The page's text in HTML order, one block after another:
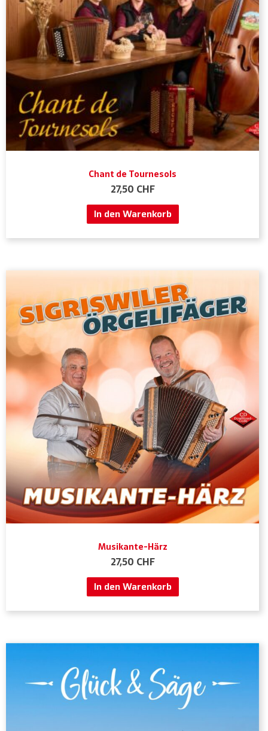
Chant de Tournesols
27,50 CHF
In den Warenkorb
Musikante-Härz
27,50 CHF
In den Warenkorb